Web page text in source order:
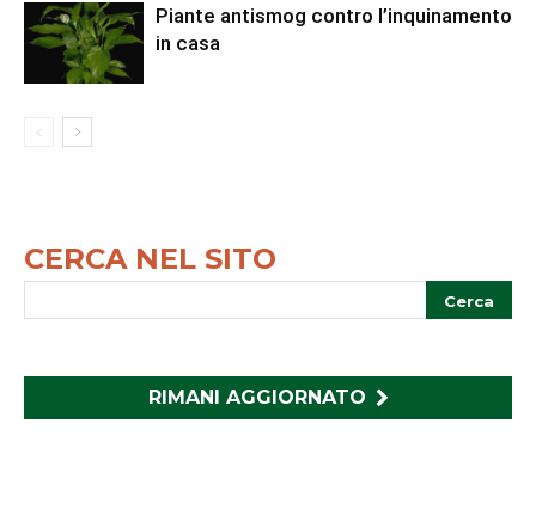
Piante antismog contro l’inquinamento
in casa
CERCA NEL SITO
RIMANI AGGIORNATO